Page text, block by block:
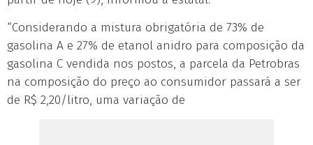
“Considerando a mistura obrigatória de 73% de
gasolina A e 27% de etanol anidro para composição da
gasolina C vendida nos postos, a parcela da Petrobras
na composição do preço ao consumidor passará a ser
de R$ 2,20/litro, uma variação de